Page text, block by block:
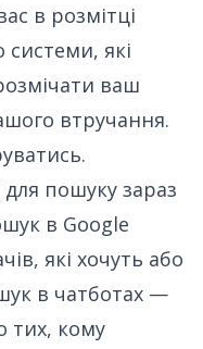
в розмітці
системи, які
ваш
втручання.
для пошуку зараз
в Google
які хочуть або
в чатботах —
тих, кому